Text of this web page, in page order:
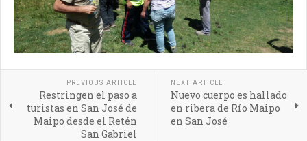
PREVIOUS ARTICLE
Restringen el paso a
turistas en San José de
Maipo desde el Retén
San Gabriel
NEXT ARTICLE
Nuevo cuerpo es hallado
en ribera de Río Maipo
en San José